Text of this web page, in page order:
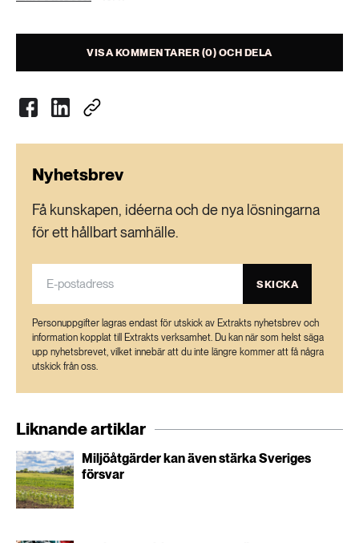
VISA KOMMENTARER (0) OCH DELA
Nyhetsbrev
Få kunskapen, idéerna och de nya lösningarna
för ett hållbart samhälle.
SKICKA
Personuppgifter lagras endast för utskick av Extrakts nyhetsbrev och
information kopplat till Extrakts verksamhet. Du kan när som helst säga
upp nyhetsbrevet, vilket innebär att du inte längre kommer att få några
utskick från oss.
Liknande artiklar
Miljöåtgärder kan även stärka Sveriges
försvar